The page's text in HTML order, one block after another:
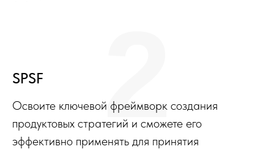
SPSF
Освоите ключевой фреймворк создания
продуктовых стратегий и сможете его
эффективно применять для принятия
2